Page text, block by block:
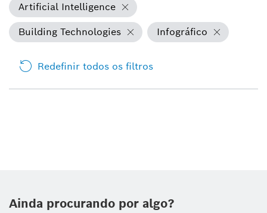
Artificial Intelligence
Building Technologies
Infográfico
Redefinir todos os filtros
Ainda procurando por algo?